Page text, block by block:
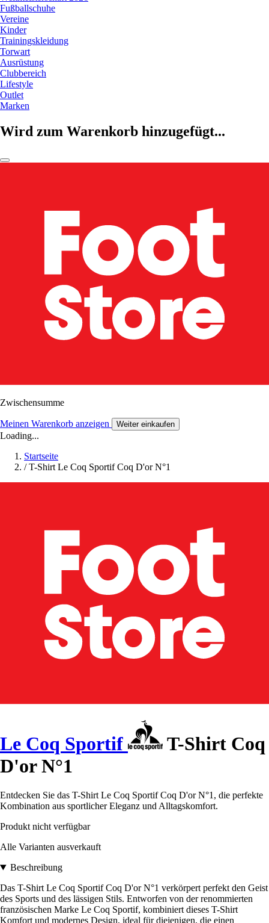
Fußballschuhe
Vereine
Kinder
Trainingskleidung
Torwart
Ausrüstung
Clubbereich
Lifestyle
Outlet
Marken
Wird zum Warenkorb hinzugefügt...
Zwischensumme
Meinen Warenkorb anzeigen Weiter einkaufen
Loading...
Startseite
/ T-Shirt Le Coq Sportif Coq D'or N°1
Le Coq Sportif
T-Shirt Coq
D'or N°1
Entdecken Sie das T-Shirt Le Coq Sportif Coq D'or N°1, die perfekte
Kombination aus sportlicher Eleganz und Alltagskomfort.
Produkt nicht verfügbar
Alle Varianten ausverkauft
Beschreibung
Das T-Shirt Le Coq Sportif Coq D'or N°1 verkörpert perfekt den Geist
des Sports und des lässigen Stils. Entworfen von der renommierten
französischen Marke Le Coq Sportif, kombiniert dieses T-Shirt
Komfort und modernes Design, ideal für diejenigen, die einen